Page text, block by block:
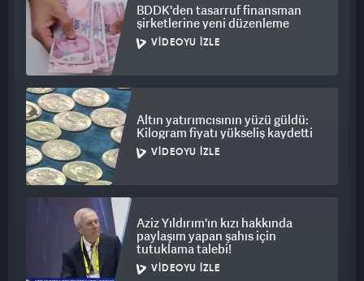
BDDK'den tasarruf finansman
şirketlerine yeni düzenleme
VIDEOYU İZLE
Altın yatırımcısının yüzü güldü:
Kilogram fiyatı yükseliş kaydetti
VIDEOYU İZLE
Aziz Yıldırım'ın kızı hakkında
paylaşım yapan şahıs için
tutuklama talebi!
VIDEOYU İZLE